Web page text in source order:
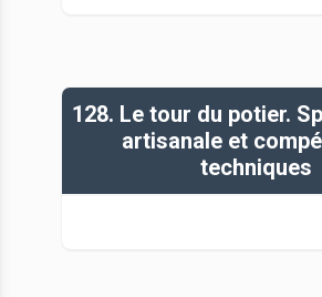
128. Le tour du potier.
artisanale et
techniques